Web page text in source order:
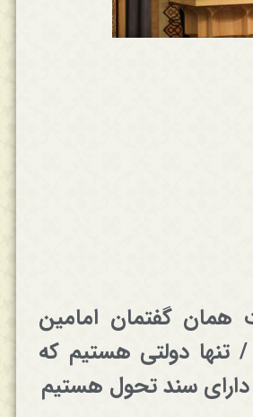
همان گفتمان امامین
تنها دولتی هستیم که
دارای سند تحول هستیم